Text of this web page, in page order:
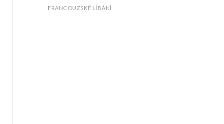
FRANCOUZSKÉ LÍBÁNÍ